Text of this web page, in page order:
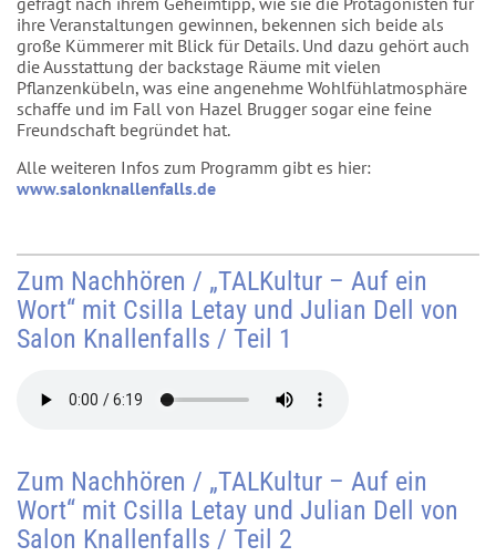
ihre Veranstaltungen gewinnen, bekennen sich beide als
große Kümmerer mit Blick für Details. Und dazu gehört auch
die Ausstattung der backstage Räume mit vielen
Pflanzenkübeln, was eine angenehme Wohlfühlatmosphäre
schaffe und im Fall von Hazel Brugger sogar eine feine
Freundschaft begründet hat.
Alle weiteren Infos zum Programm gibt es hier:
www.salonknallenfalls.de
Zum Nachhören / „TALKultur – Auf ein
Wort“ mit Csilla Letay und Julian Dell von
Salon Knallenfalls / Teil 1
Zum Nachhören / „TALKultur – Auf ein
Wort“ mit Csilla Letay und Julian Dell von
Salon Knallenfalls / Teil 2